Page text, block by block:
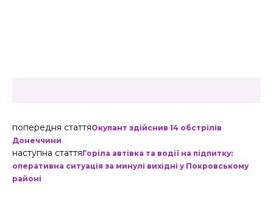
попередня статтяОкупант здійснив 14 обстрілів
Донеччини
наступна статтяГоріла автівка та водії на підпитку:
оперативна ситуація за минулі вихідні у Покровському
районі